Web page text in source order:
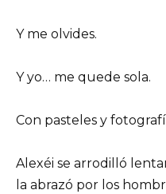
Y me olvides.
Y yo… me quede sola.
Con pasteles y
Alexéi se arrodilló
la abrazó por los